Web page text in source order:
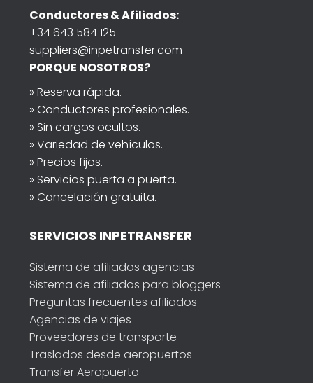
Conductores & Afiliados:
+34 643 584 125
suppliers@inpetransfer.com
PORQUE NOSOTROS?
» Reserva rápida.
» Conductores profesionales.
» Sin cargos ocultos.
» Variedad de vehículos.
» Precios fijos.
» Servicios puerta a puerta.
» Cancelación gratuita.
SERVICIOS INPETRANSFER
Sistema de afiliados agencias
Sistema de afiliados para bloggers
Preguntas frecuentes afiliados
Agencias de viajes
Proveedores de transporte
Traslados desde aeropuertos
Transfer Aeropuerto